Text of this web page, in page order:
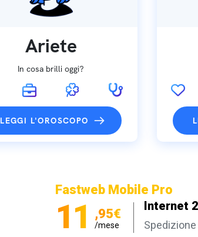
Ariete
In cosa brilli oggi?
LEGGI L'OROSCOPO
Fastweb Mobile Pro
11 ,95€
/mese
Internet
Spedizione